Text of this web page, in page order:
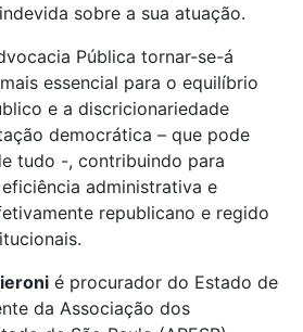
sobre a sua atuação.
Pública tornar-se-á
essencial para o equilíbrio
e a discricionariedade
democrática – que pode
tudo -, contribuindo para
administrativa e
republicano e regido
é procurador do Estado de
da Associação dos